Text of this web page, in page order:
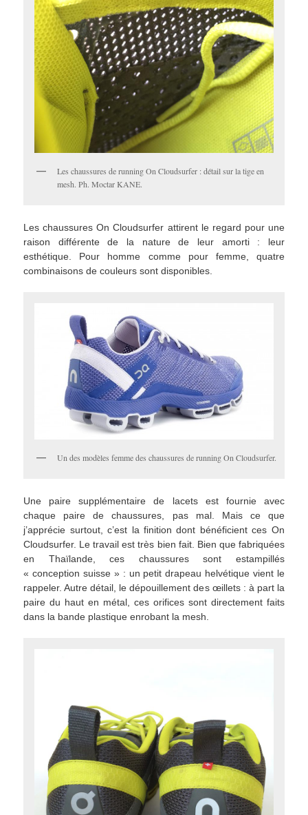
Les chaussures de running On Cloudsurfer : détail sur la tige en
mesh. Ph. Moctar KANE.
Les chaussures On Cloudsurfer attirent le regard pour une
raison différente de la nature de leur amorti : leur
esthétique. Pour homme comme pour femme, quatre
combinaisons de couleurs sont disponibles.
Un des modèles femme des chaussures de running On Cloudsurfer.
Une paire supplémentaire de lacets est fournie avec
chaque paire de chaussures, pas mal. Mais ce que
j’apprécie surtout, c’est la finition dont bénéficient ces On
Cloudsurfer. Le travail est très bien fait. Bien que fabriquées
en Thaïlande, ces chaussures sont estampillés
« conception suisse » : un petit drapeau helvétique vient le
rappeler. Autre détail, le dépouillement des œillets : à part la
paire du haut en métal, ces orifices sont directement faits
dans la bande plastique enrobant la mesh.